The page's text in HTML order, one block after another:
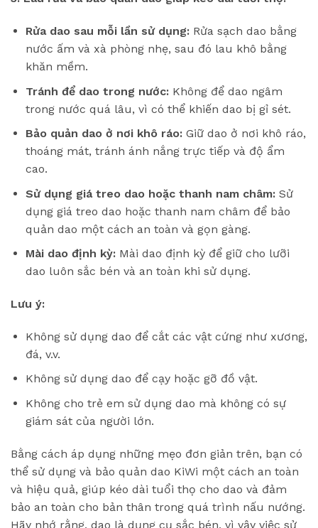
Rửa dao sau mỗi lần sử dụng:Rửa sạch dao bằng
nước ấm và xà phòng nhẹ, sau đó lau khô bằng
khăn mềm.
Tránh để dao trong nước:Không để dao ngâm
trong nước quá lâu, vì có thể khiến dao bị gỉ sét.
Bảo quản dao ở nơi khô ráo:Giữ dao ở nơi khô ráo,
thoáng mát, tránh ánh nắng trực tiếp và độ ẩm
cao.
Sử dụng giá treo dao hoặc thanh nam châm:Sử
dụng giá treo dao hoặc thanh nam châm để bảo
quản dao một cách an toàn và gọn gàng.
Mài dao định kỳ:Mài dao định kỳ để giữ cho lưỡi
dao luôn sắc bén và an toàn khi sử dụng.
Lưu ý:
Không sử dụng dao để cắt các vật cứng như xương,
đá, v.v.
Không sử dụng dao để cạy hoặc gỡ đồ vật.
Không cho trẻ em sử dụng dao mà không có sự
giám sát của người lớn.
Bằng cách áp dụng những mẹo đơn giản trên, bạn có
thể sử dụng và bảo quản dao KiWi một cách an toàn
và hiệu quả, giúp kéo dài tuổi thọ cho dao và đảm
bảo an toàn cho bản thân trong quá trình nấu nướng.
Hãy nhớ rằng, dao là dụng cụ sắc bén, vì vậy việc sử